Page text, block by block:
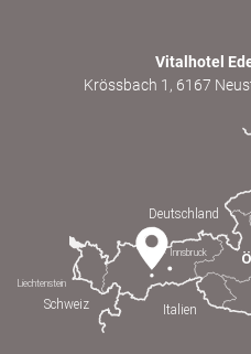
Vitalhotel
Krössbach 1, 6167